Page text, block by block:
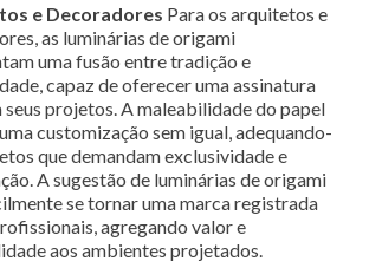
e Decoradores Para os arquitetos e
as luminárias de origami
uma fusão entre tradição e
capaz de oferecer uma assinatura
seus projetos. A maleabilidade do papel
customização sem igual, adequando-
que demandam exclusividade e
A sugestão de luminárias de origami
se tornar uma marca registrada
agregando valor e
aos ambientes projetados.